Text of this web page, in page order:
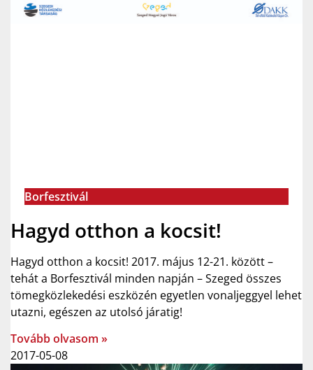
Borfesztivál
Hagyd otthon a kocsit!
Hagyd otthon a kocsit! 2017. május 12-21. között –
tehát a Borfesztivál minden napján – Szeged összes
tömegközlekedési eszközén egyetlen vonaljeggyel lehet
utazni, egészen az utolsó járatig!
Tovább olvasom »
2017-05-08